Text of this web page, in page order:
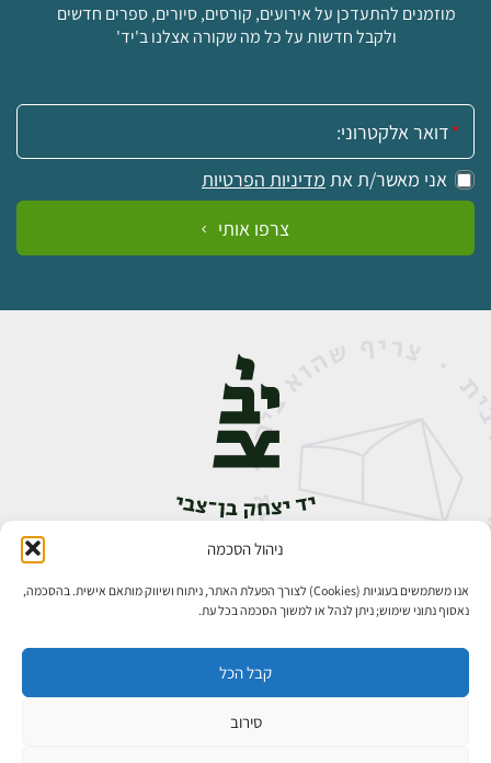
ניהול הסכמה
אנו משתמשים בעוגיות (Cookies) לצורך הפעלת האתר, ניתוח ושיווק מותאם אישית. בהסכמה,
נאסוף נתוני שימוש; ניתן לנהל או למשוך הסכמה בכל עת.
קבל הכל
סירוב
מוזמנים להתעדכן על אירועים, קורסים, סיורים, ספרים חדשים
ולקבל חדשות על כל מה שקורה אצלנו ב'יד'
אימייל:
אני מאשר/ת את מדיניות הפרטיות
צרפו אותי
אבן גבירול 14, רחביה, ירושלים